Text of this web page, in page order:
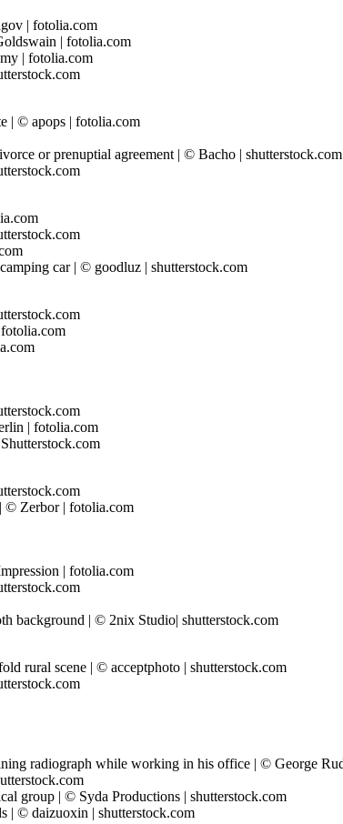
| fotolia.com
| fotolia.com
| fotolia.com
| © apops | fotolia.com
or prenuptial agreement | © Bacho | shutterstock.com
car | © goodluz | shutterstock.com
| fotolia.com
© Zerbor | fotolia.com
| fotolia.com
background | © 2nix Studio| shutterstock.com
rural scene | © acceptphoto | shutterstock.com
radiograph while working in his office | © George
group | © Syda Productions | shutterstock.com
| © daizuoxin | shutterstock.com